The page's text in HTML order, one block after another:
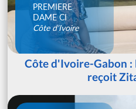
PREMIERE
DAME CI
Côte d'Ivoire
Côte d'Ivoire-Gabon
reçoit